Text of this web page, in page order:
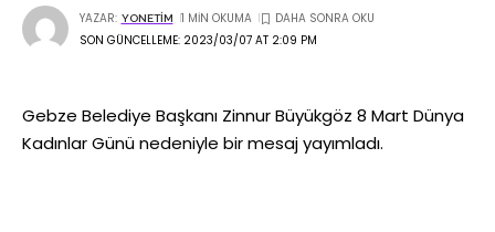
SON GÜNCELLEME: 2023/03/07 AT 2:09 PM
YAZAR: YONETIM 1 MIN OKUMA
Gebze Belediye Başkanı Zinnur Büyükgöz 8 Mart Dünya
Kadınlar Günü nedeniyle bir mesaj yayımladı.